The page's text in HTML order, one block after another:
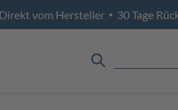
Direkt vom Hersteller • 30 Tage